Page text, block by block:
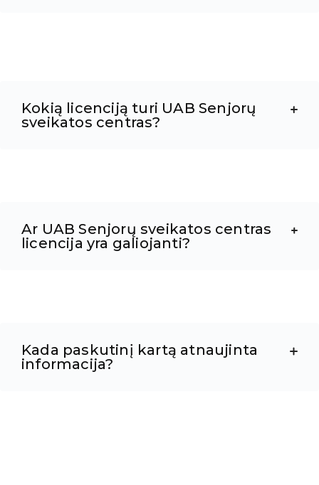
Kokią licenciją turi UAB Senjorų
sveikatos centras?
Ar UAB Senjorų sveikatos centras
licencija yra galiojanti?
Kada paskutinį kartą atnaujinta
informacija?